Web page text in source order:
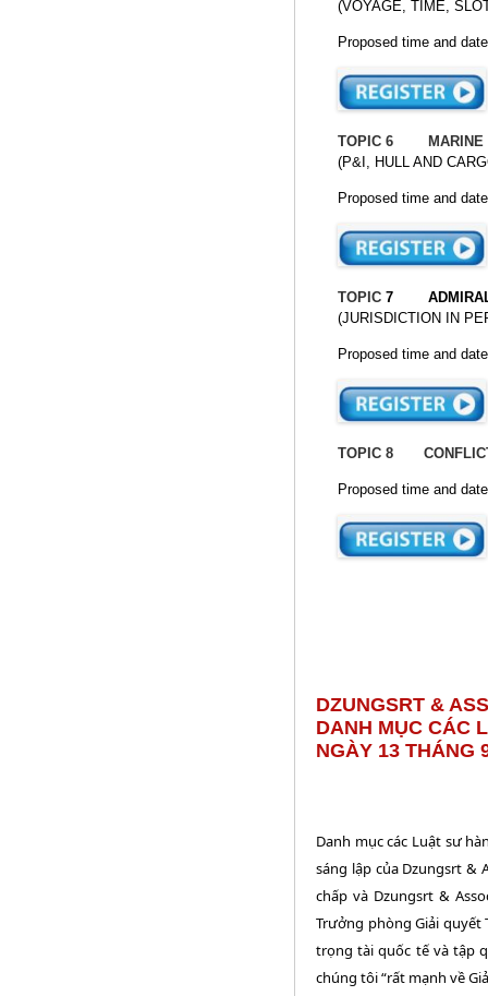
(VOYAGE, TIME,
Proposed time and
TOPIC 6 MARINE
(P&I, HULL AND
Proposed time and
TOPIC 7
(JURISDICTION IN
Proposed time and
TOPIC 8 CONFLICTS
Proposed time and
DZUNGSRT &
DANH MỤC CÁC
NGÀY 13 THÁNG
Danh mục các Luật sư
sáng lập của Dzungsrt &
chấp và Dzungsrt &
Trưởng phòng Giải quyết
trọng tài quốc tế và tập
chúng tôi “rất mạnh về